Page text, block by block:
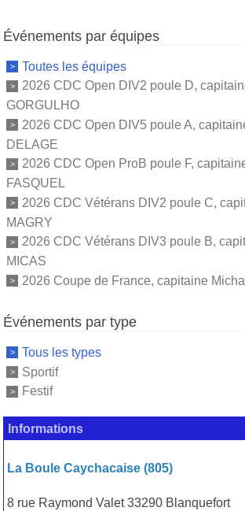
Événements par équipes
Toutes les équipes
2026 CDC Open DIV2 poule D,
GORGULHO
2026 CDC Open DIV5 poule A,
DELAGE
2026 CDC Open ProB poule F,
FASQUEL
2026 CDC Vétérans DIV2 poule C,
MAGRY
2026 CDC Vétérans DIV3 poule B,
MICAS
2026 Coupe de France, capitaine
Événements par type
Tous les types
Sportif
Festif
Informations
La Boule Caychacaise (805)
8 rue Raymond Valet 33290 Blanquefort